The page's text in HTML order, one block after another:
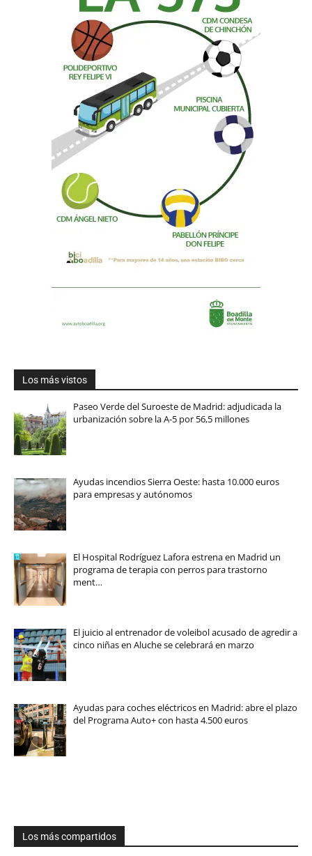
Los más vistos
Paseo Verde del Suroeste de Madrid: adjudicada la
urbanización sobre la A-5 por 56,5 millones
Ayudas incendios Sierra Oeste: hasta 10.000 euros
para empresas y autónomos
El Hospital Rodríguez Lafora estrena en Madrid un
programa de terapia con perros para trastorno
ment…
El juicio al entrenador de voleibol acusado de agredir a
cinco niñas en Aluche se celebrará en marzo
Ayudas para coches eléctricos en Madrid: abre el plazo
del Programa Auto+ con hasta 4.500 euros
Los más compartidos